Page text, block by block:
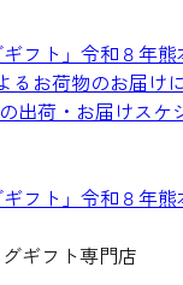
ギフト」令和８年
るお荷物のお届け
出荷・お届けスケ
ギフト」令和８年
ギフト専門店